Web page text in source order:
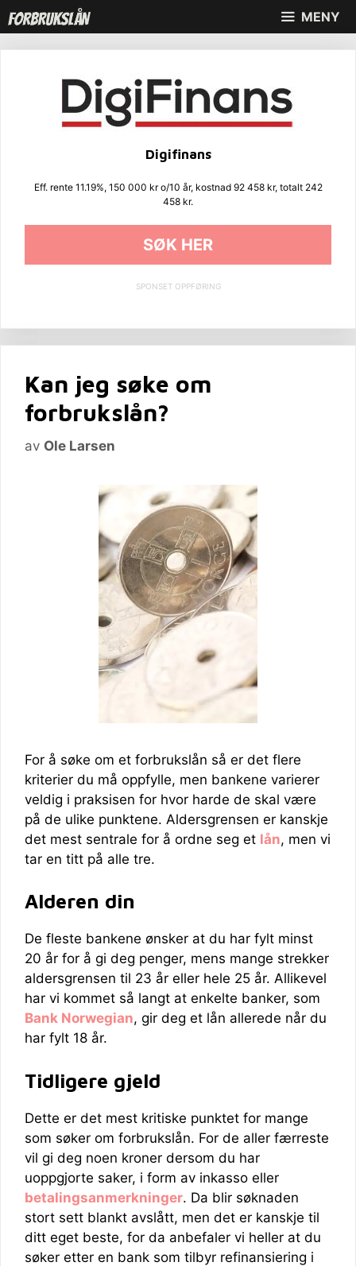
Hopp
til
innhold
MENY
Digifinans
Eff. rente 11.19%, 150 000 kr o/10 år, kostnad 92 458 kr, totalt 242
458 kr.
SØK HER
SPONSET OPPFØRING
Kan jeg søke om
forbrukslån?
av Ole Larsen
For å søke om et forbrukslån så er det flere
kriterier du må oppfylle, men bankene varierer
veldig i praksisen for hvor harde de skal være
på de ulike punktene. Aldersgrensen er kanskje
det mest sentrale for å ordne seg et lån, men vi
tar en titt på alle tre.
Alderen din
De fleste bankene ønsker at du har fylt minst
20 år for å gi deg penger, mens mange strekker
aldersgrensen til 23 år eller hele 25 år. Allikevel
har vi kommet så langt at enkelte banker, som
Bank Norwegian, gir deg et lån allerede når du
har fylt 18 år.
Tidligere gjeld
Dette er det mest kritiske punktet for mange
som søker om forbrukslån. For de aller færreste
vil gi deg noen kroner dersom du har
uoppgjorte saker, i form av inkasso eller
betalingsanmerkninger. Da blir søknaden
stort sett blankt avslått, men det er kanskje til
ditt eget beste, for da anbefaler vi heller at du
søker etter en bank som tilbyr refinansiering i